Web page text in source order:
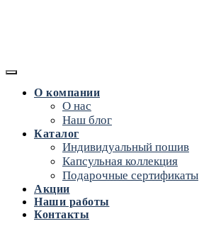
О компании
О нас
Наш блог
Каталог
Индивидуальный пошив
Капсульная коллекция
Подарочные сертификаты
Акции
Наши работы
Контакты